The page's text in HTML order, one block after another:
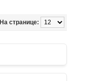
На странице: